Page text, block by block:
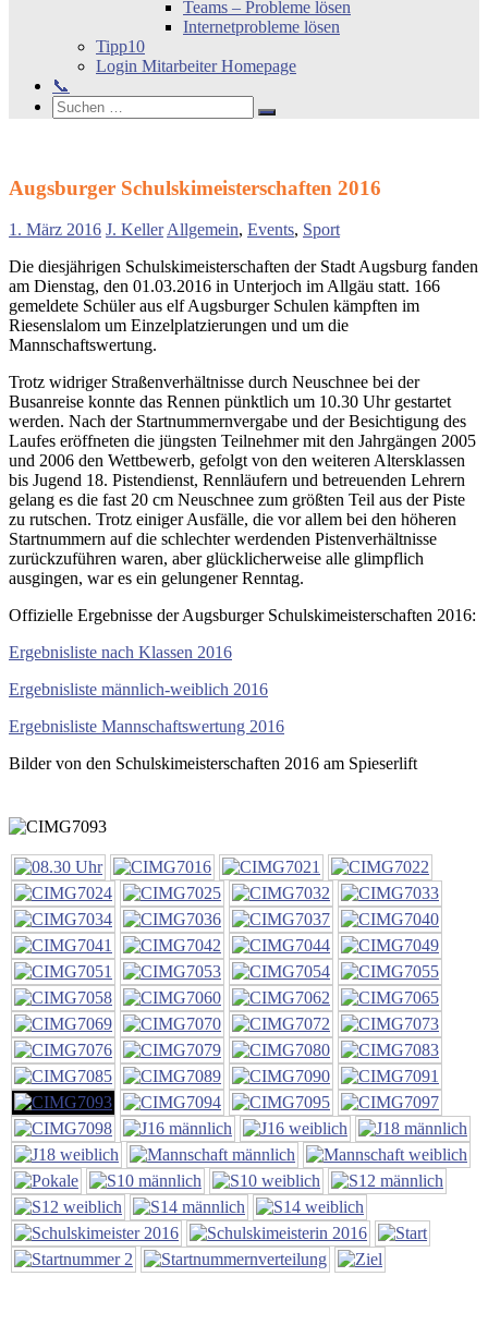
Teams – Probleme lösen
Internetprobleme lösen
Tipp10
Login Mitarbeiter Homepage
📞
Search
Suchen
nach:
Suchen
Augsburger Schulskimeisterschaften 2016
1. März 2016 J. KellerAllgemein, Events, Sport
Die diesjährigen Schulskimeisterschaften der Stadt Augsburg fanden
am Dienstag, den 01.03.2016 in Unterjoch im Allgäu statt. 166
gemeldete Schüler aus elf Augsburger Schulen kämpften im
Riesenslalom um Einzelplatzierungen und um die
Mannschaftswertung.
Trotz widriger Straßenverhältnisse durch Neuschnee bei der
Busanreise konnte das Rennen pünktlich um 10.30 Uhr gestartet
werden. Nach der Startnummernvergabe und der Besichtigung des
Laufes eröffneten die jüngsten Teilnehmer mit den Jahrgängen 2005
und 2006 den Wettbewerb, gefolgt von den weiteren Altersklassen
bis Jugend 18. Pistendienst, Rennläufern und betreuenden Lehrern
gelang es die fast 20 cm Neuschnee zum größten Teil aus der Piste
zu rutschen. Trotz einiger Ausfälle, die vor allem bei den höheren
Startnummern auf die schlechter werdenden Pistenverhältnisse
zurückzuführen waren, aber glücklicherweise alle glimpflich
ausgingen, war es ein gelungener Renntag.
Offizielle Ergebnisse der Augsburger Schulskimeisterschaften 2016:
Ergebnisliste nach Klassen 2016
Ergebnisliste männlich-weiblich 2016
Ergebnisliste Mannschaftswertung 2016
Bilder von den Schulskimeisterschaften 2016 am Spieserlift